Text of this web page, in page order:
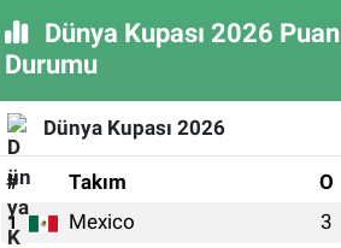
Dünya Kupası 2026 Puan
Durumu
Dünya Kupası 2026
# Takım O
1 Mexico 3